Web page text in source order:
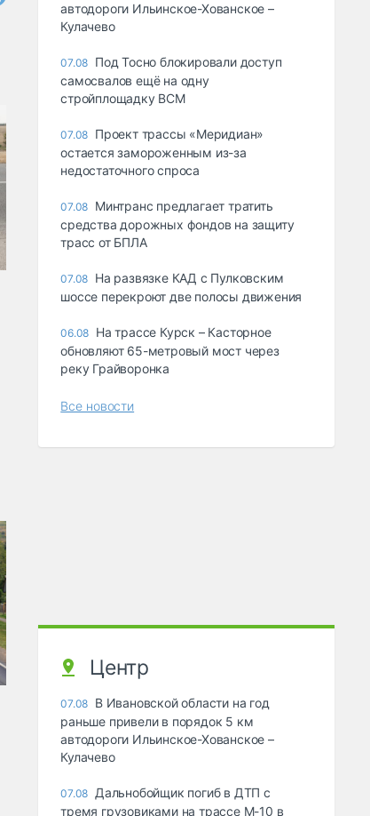
автодороги Ильинское-Хованское –
Кулачево
07.08 Под Тосно блокировали доступ
самосвалов ещё на одну
стройплощадку ВСМ
07.08 Проект трассы «Меридиан»
остается замороженным из-за
недостаточного спроса
07.08 Минтранс предлагает тратить
средства дорожных фондов на защиту
трасс от БПЛА
07.08 На развязке КАД с Пулковским
шоссе перекроют две полосы движения
06.08 На трассе Курск – Касторное
обновляют 65-метровый мост через
реку Грайворонка
Все новости
Центр
07.08 В Ивановской области на год
раньше привели в порядок 5 км
автодороги Ильинское-Хованское –
Кулачево
07.08 Дальнобойщик погиб в ДТП с
тремя грузовиками на трассе М-10 в